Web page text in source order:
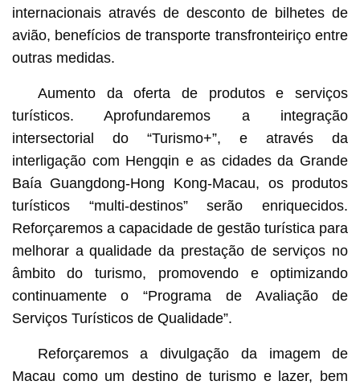
internacionais através de desconto de bilhetes de
avião, benefícios de transporte transfronteiriço entre
outras medidas.
Aumento da oferta de produtos e serviços
turísticos. Aprofundaremos a integração
intersectorial do “Turismo+”, e através da
interligação com Hengqin e as cidades da Grande
Baía Guangdong-Hong Kong-Macau, os produtos
turísticos “multi-destinos” serão enriquecidos.
Reforçaremos a capacidade de gestão turística para
melhorar a qualidade da prestação de serviços no
âmbito do turismo, promovendo e optimizando
continuamente o “Programa de Avaliação de
Serviços Turísticos de Qualidade”.
Reforçaremos a divulgação da imagem de
Macau como um destino de turismo e lazer, bem